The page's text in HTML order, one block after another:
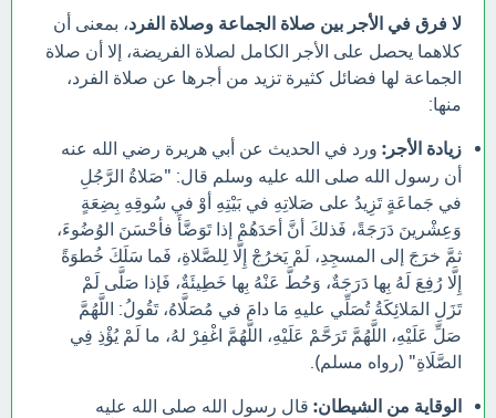
لا فرق في الأجر بين صلاة الجماعة وصلاة الفرد، بمعنى أن
كلاهما يحصل على الأجر الكامل لصلاة الفريضة، إلا أن صلاة
الجماعة لها فضائل كثيرة تزيد من أجرها عن صلاة الفرد،
منها:
زيادة الأجر: ورد في الحديث عن أبي هريرة رضي الله عنه
أن رسول الله صلى الله عليه وسلم قال: "صَلاةُ الرَّجُلِ
في جَماعَةٍ تَزِيدُ على صَلاتِهِ في بَيْتِهِ أوْ في سُوقِهِ بِضِعَةٍ
وَعِشْرينَ دَرَجَةً، فَذلكَ أنَّ أحَدَهُمْ إذا تَوَضَّأَ فأحْسَنَ الوُضُوءَ،
ثمَّ خرَجَ إلى المسجِدِ، لَمْ يَخرُجْ إِلَّا لِلصَّلاةِ، فَما سَلَكَ خُطوَةً
إِلَّا رُفِعَ لَهُ بِها دَرَجَةٌ، وَحُطَّ عَنْهُ بِها خَطِيئَةٌ، فَإذا صَلَّى لَمْ
تَزَلِ المَلائِكَةُ تُصَلِّي عليهِ مَا دامَ في مُصَلَّاهُ، تَقُولُ: اللَّهُمَّ
صَلِّ عَلَيْهِ، اللَّهُمَّ تَرَحَّمْ عَلَيْهِ، اللَّهُمَّ اغْفِرْ لهُ، ما لَمْ يُؤْذِ فِي
الصَّلَاةِ" (رواه مسلم).
الوقاية من الشيطان: قال رسول الله صلى الله عليه